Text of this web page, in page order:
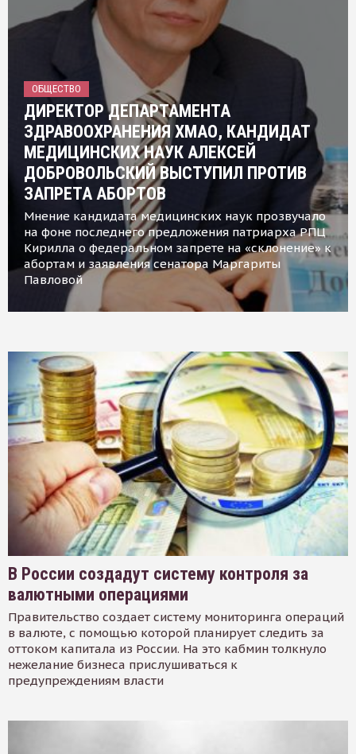
ОБЩЕСТВО
ДИРЕКТОР ДЕПАРТАМЕНТА
ЗДРАВООХРАНЕНИЯ ХМАО, КАНДИДАТ
МЕДИЦИНСКИХ НАУК АЛЕКСЕЙ
ДОБРОВОЛЬСКИЙ ВЫСТУПИЛ ПРОТИВ
ЗАПРЕТА АБОРТОВ
Мнение кандидата медицинских наук прозвучало
на фоне последнего предложения патриарха РПЦ
Кирилла о федеральном запрете на «склонение» к
абортам и заявления сенатора Маргариты
Павловой
В России создадут систему контроля за
валютными операциями
Правительство создает систему мониторинга операций
в валюте, с помощью которой планирует следить за
оттоком капитала из России. На это кабмин толкнуло
нежелание бизнеса прислушиваться к
предупреждениям власти